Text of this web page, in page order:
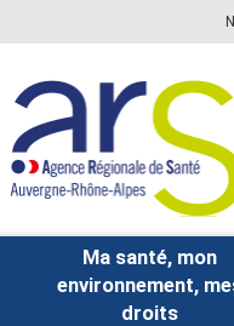
Ma santé, mon
environnement,
droits